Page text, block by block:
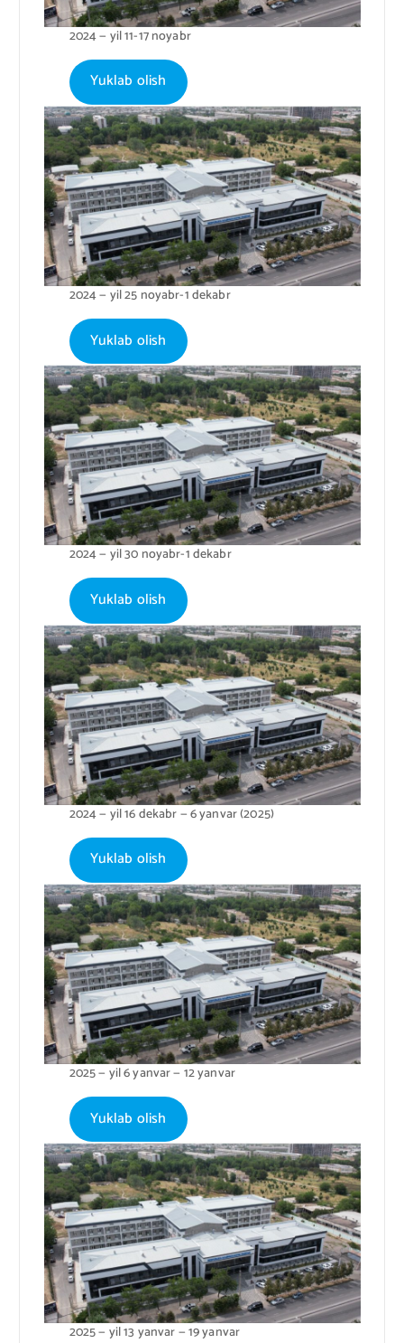
2024 — yil 11-17 noyabr
Yuklab olish
2024 — yil 25 noyabr-1 dekabr
Yuklab olish
2024 — yil 30 noyabr-1 dekabr
Yuklab olish
2024 — yil 16 dekabr — 6 yanvar (2025)
Yuklab olish
2025 — yil 6 yanvar — 12 yanvar
Yuklab olish
2025 — yil 13 yanvar — 19 yanvar